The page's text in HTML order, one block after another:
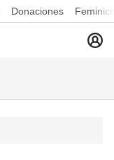
Donaciones